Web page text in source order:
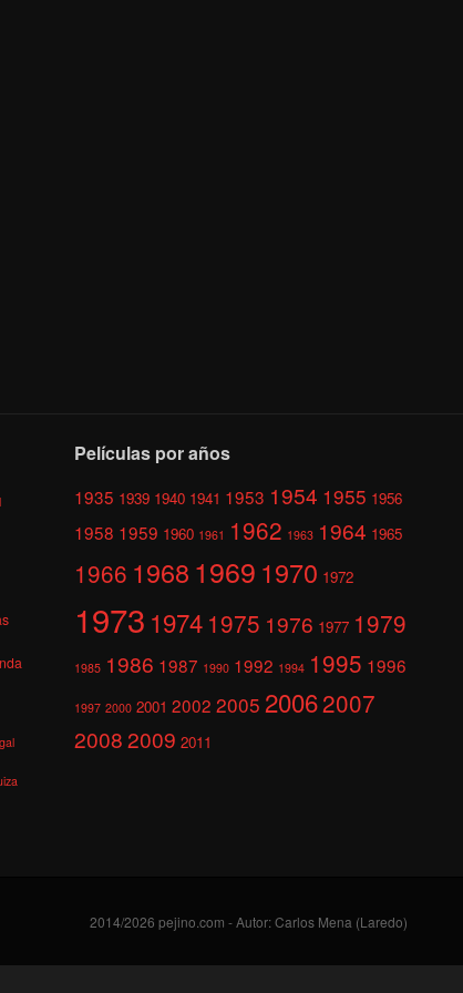
Películas por años
1935 1939 1940 1941 1953 1954 1955 1956
1958 1959 1960 1961 1962 1963 1964 1965
1966 1968 1969 1970 1972
1973 1974 1975 1976 1977 1979
1985 1986 1987 1990 1992 1994 1995 1996
1997 2000 2001 2002 2005 20062007
20082009 2011
2014/2026 pejino.com - Autor: Carlos Mena (Laredo)